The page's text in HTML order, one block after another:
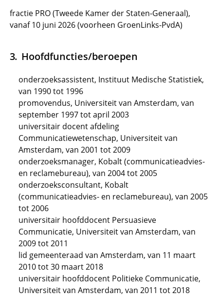
fractie PRO (Tweede Kamer der Staten-Generaal),
vanaf 10 juni 2026 (voorheen GroenLinks-PvdA)
Hoofdfuncties/beroepen
onderzoeksassistent, Instituut Medische Statistiek,
van 1990 tot 1996
promovendus, Universiteit van Amsterdam, van
september 1997 tot april 2003
universitair docent afdeling
Communicatiewetenschap, Universiteit van
Amsterdam, van 2001 tot 2009
onderzoeksmanager, Kobalt (communicatieadvies-
en reclamebureau), van 2004 tot 2005
onderzoeksconsultant, Kobalt
(communicatieadvies- en reclamebureau), van 2005
tot 2006
universitair hoofddocent Persuasieve
Communicatie, Universiteit van Amsterdam, van
2009 tot 2011
lid gemeenteraad van Amsterdam, van 11 maart
2010 tot 30 maart 2018
universitair hoofddocent Politieke Communicatie,
Universiteit van Amsterdam, van 2011 tot 2018